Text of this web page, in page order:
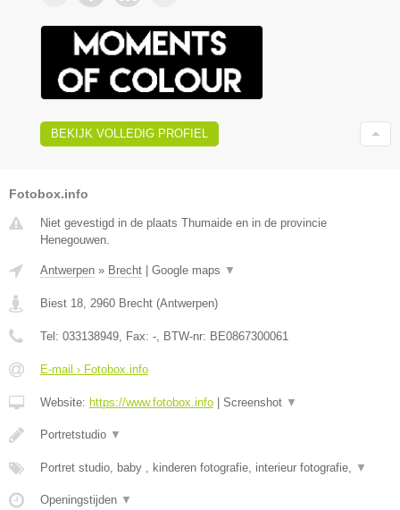
BEKIJK VOLLEDIG PROFIEL
Fotobox.info
Niet gevestigd in de plaats Thumaide en in de provincie
Henegouwen.
Antwerpen » Brecht Google maps ▼
Biest 18 2960 Brecht (Antwerpen)
Tel: 033138949 , Fax: - , BTW-nr: BE0867300061
E-mail › Fotobox.info
Website: https://www.fotobox.info Screenshot ▼
Portretstudio ▼
Portret studio, baby , kinderen fotografie, interieur fotografie, ▼
Openingstijden ▼